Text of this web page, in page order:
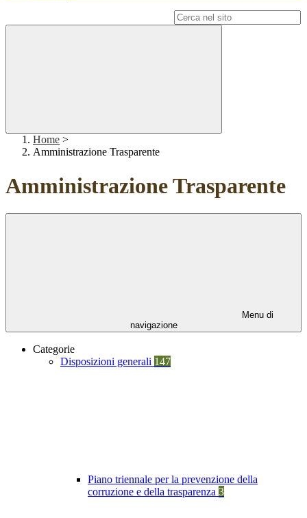
Home >
Amministrazione Trasparente
Amministrazione Trasparente
Menu di
navigazione
Categorie
Disposizioni generali 147
Piano triennale per la prevenzione della
corruzione e della trasparenza 3